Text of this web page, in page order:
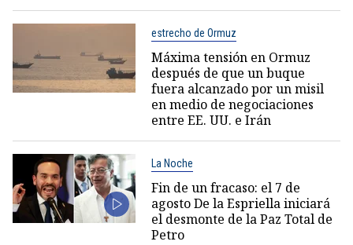
estrecho de Ormuz
Máxima tensión en Ormuz
después de que un buque
fuera alcanzado por un misil
en medio de negociaciones
entre EE. UU. e Irán
La Noche
Fin de un fracaso: el 7 de
agosto De la Espriella iniciará
el desmonte de la Paz Total de
Petro